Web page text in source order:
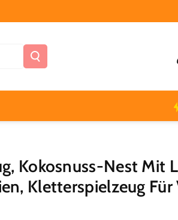
Kokosnuss-Nest Mit
Kletterspielzeug Für